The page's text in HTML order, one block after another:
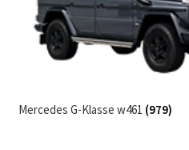
Mercedes G-Klasse w461 (979)